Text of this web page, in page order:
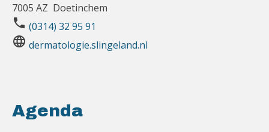
7005 AZ Doetinchem
phone (0314) 32 95 91
language dermatologie.slingeland.nl
Agenda